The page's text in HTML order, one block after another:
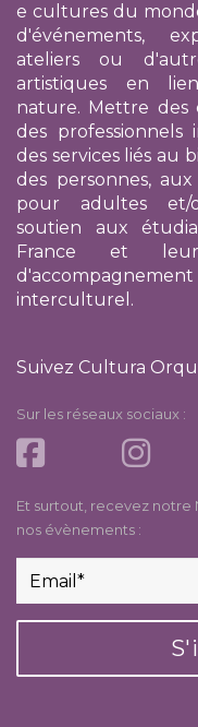
e cultures du
d'événements,
ateliers ou
artistiques en
nature. Mettre des
des
des services liés au
des personnes,
pour adultes
soutien aux
Franceet leur
interculturel.
Suivez Cultura
Sur les réseaux sociaux :
Et surtout, recevez
nos évènements :